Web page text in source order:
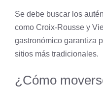
Se debe buscar los
como Croix-Rousse y
gastronómico garantiza
sitios más tradicionales.
¿Cómo